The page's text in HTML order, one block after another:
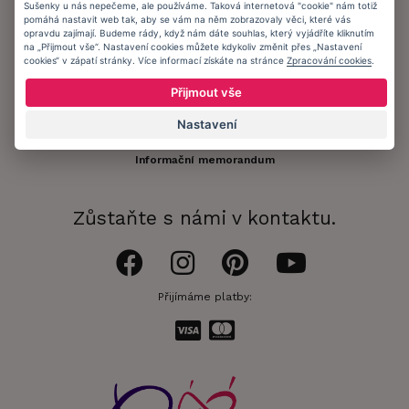
Zákaznický účet
Registrace zákazníka
Doprava a platba
Obchodní podmínky
Ochrana osobních údajů
Informační memorandum
Zůstaňte s námi v kontaktu.
Přijímáme platby:
Sušenky u nás nepečeme, ale používáme. Taková internetová "cookie" nám totiž
pomáhá nastavit web tak, aby se vám na něm zobrazovaly věci, které vás
opravdu zajímají. Budeme rády, když nám dáte souhlas, který vyjádříte kliknutím
na „Přijmout vše“. Nastavení cookies můžete kdykoliv změnit přes „Nastavení
cookies“ v zápatí stránky. Více informací získáte na stránce Zpracování cookies
Přijmout vše
Nastavení